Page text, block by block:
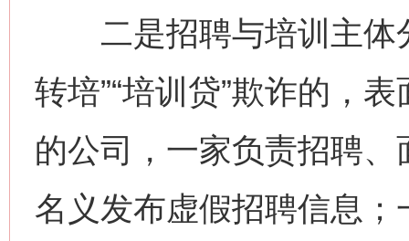
二是招聘与培训主体
转培”“培训贷”欺诈的，
的公司，一家负责招聘
名义发布虚假招聘信息